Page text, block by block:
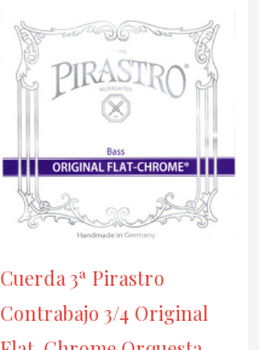
Cuerda 3ª Pirastro
Contrabajo 3/4 Original